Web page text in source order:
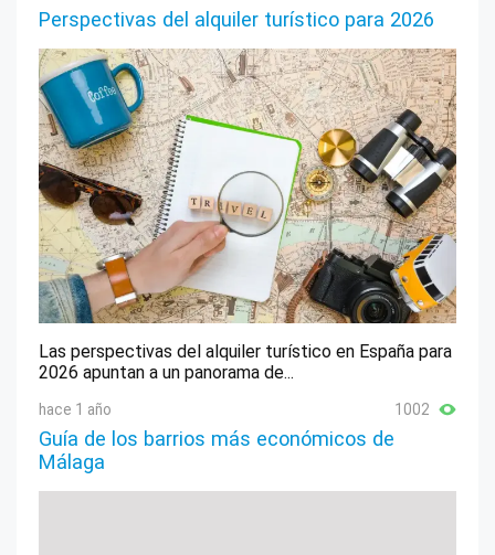
Perspectivas del alquiler turístico para 2026
Las perspectivas del alquiler turístico en España para
2026 apuntan a un panorama de...
hace 1 año 1002
Guía de los barrios más económicos de
Málaga